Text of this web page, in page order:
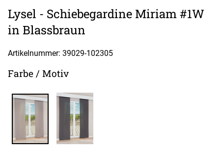
Lysel - Schiebegardine Miriam #1W
in Blassbraun
Artikelnummer: 39029-102305
Farbe / Motiv